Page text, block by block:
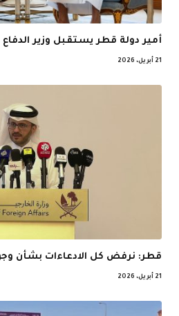
أمير دولة قطر يستقبل وزير الدفاع
21 أبريل، 2026
قطر: نرفض كل الادعاءات بشأن وجود
21 أبريل، 2026